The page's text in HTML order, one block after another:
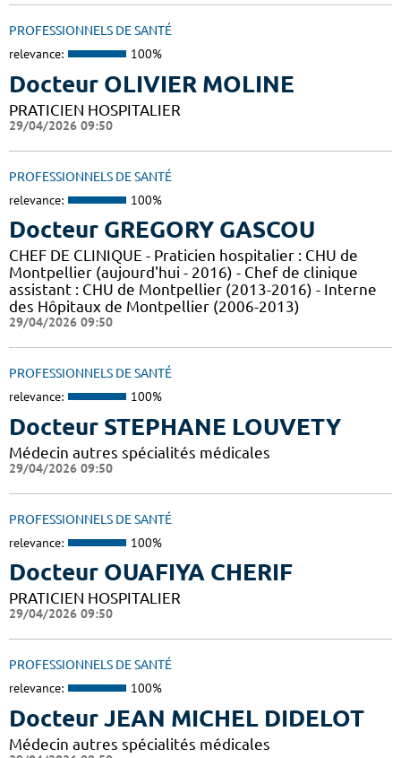
PROFESSIONNELS DE SANTÉ
relevance: 100%
Docteur OLIVIER MOLINE
PRATICIEN HOSPITALIER
29/04/2026 09:50
PROFESSIONNELS DE SANTÉ
relevance: 100%
Docteur GREGORY GASCOU
CHEF DE CLINIQUE - Praticien hospitalier : CHU de
Montpellier (aujourd'hui - 2016) - Chef de clinique
assistant : CHU de Montpellier (2013-2016) - Interne
des Hôpitaux de Montpellier (2006-2013)
29/04/2026 09:50
PROFESSIONNELS DE SANTÉ
relevance: 100%
Docteur STEPHANE LOUVETY
Médecin autres spécialités médicales
29/04/2026 09:50
PROFESSIONNELS DE SANTÉ
relevance: 100%
Docteur OUAFIYA CHERIF
PRATICIEN HOSPITALIER
29/04/2026 09:50
PROFESSIONNELS DE SANTÉ
relevance: 100%
Docteur JEAN MICHEL DIDELOT
Médecin autres spécialités médicales